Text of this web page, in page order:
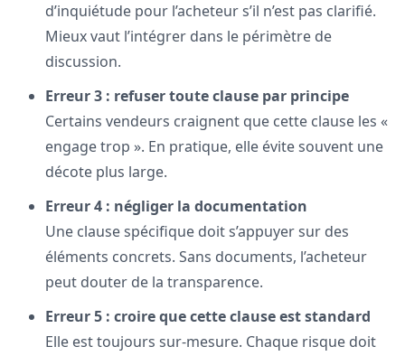
d’inquiétude pour l’acheteur s’il n’est pas clarifié.
Mieux vaut l’intégrer dans le périmètre de
discussion.
Erreur 3 : refuser toute clause par principe
Certains vendeurs craignent que cette clause les «
engage trop ». En pratique, elle évite souvent une
décote plus large.
Erreur 4 : négliger la documentation
Une clause spécifique doit s’appuyer sur des
éléments concrets. Sans documents, l’acheteur
peut douter de la transparence.
Erreur 5 : croire que cette clause est standard
Elle est toujours sur-mesure. Chaque risque doit